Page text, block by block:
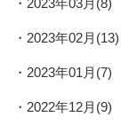
2023年03月(8)
2023年02月(13)
2023年01月(7)
2022年12月(9)